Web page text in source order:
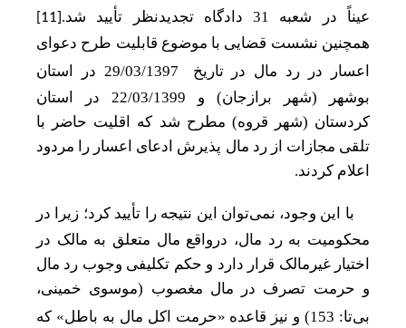
عیناً در شعبه 31 دادگاه تجدیدنظر تأیید شد.
[11]
همچنین نشست قضایی با موضوع قابلیت طرح دعوای
اعسار در رد مال در تاریخ
29/03/1397 در استان
بوشهر (شهر برازجان) و
در استان
کردستان (شهر قروه) مطرح شد که اقلیت حاضر با
تلقی مجازات از رد مال پذیرش ادعای اعسار را مردود
اعلام کردند.
با این وجود، نمیتوان این نتیجه را تأیید کرد؛ زیرا در
محکومیت به رد مال، درواقع مال متعلق به مالک در
اختیار غیرمالک قرار دارد و حکم تکلیفی وجوب رد مال
و حرمت تصرف در مال مغصوب (موسوی خمینی،
بیتا: 153) و نیز قاعده «حرمت اکل مال به باطل» که